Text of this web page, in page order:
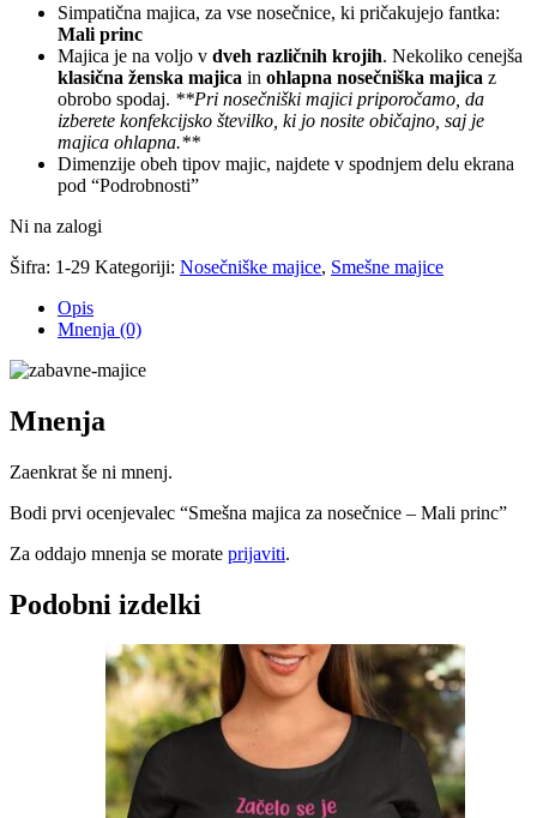
Simpatična majica, za vse nosečnice, ki pričakujejo fantka:
Mali princ
Majica je na voljo v dveh različnih krojih. Nekoliko cenejša
klasična ženska majica in ohlapna nosečniška majica z
obrobo spodaj. **Pri nosečniški majici priporočamo, da
izberete konfekcijsko številko, ki jo nosite običajno, saj je
majica ohlapna.**
Dimenzije obeh tipov majic, najdete v spodnjem delu ekrana
pod “Podrobnosti”
Ni na zalogi
Šifra: 1-29 Kategoriji: Nosečniške majice, Smešne majice
Opis
Mnenja (0)
Mnenja
Zaenkrat še ni mnenj.
Bodi prvi ocenjevalec “Smešna majica za nosečnice – Mali princ”
Za oddajo mnenja se morate prijaviti.
Podobni izdelki